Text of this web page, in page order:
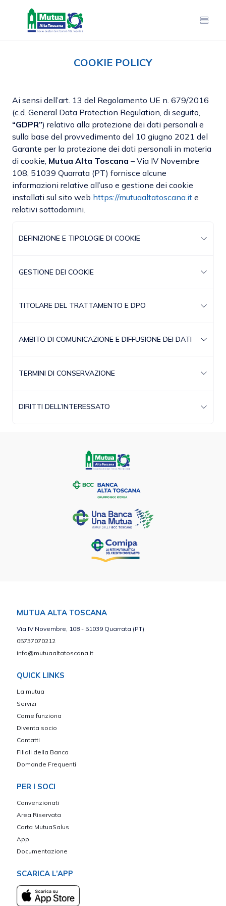
COOKIE POLICY
Ai sensi dell’art. 13 del Regolamento UE n. 679/2016
(c.d. General Data Protection Regulation, di seguito,
“GDPR”) relativo alla protezione dei dati personali e
sulla base del provvedimento del 10 giugno 2021 del
Garante per la protezione dei dati personali in materia
di cookie, Mutua Alta Toscana – Via IV Novembre
108, 51039 Quarrata (PT) fornisce alcune
informazioni relative all’uso e gestione dei cookie
installati sul sito web https://mutuaaltatoscana.it e
relativi sottodomini.
DEFINIZIONE E TIPOLOGIE DI COOKIE
GESTIONE DEI COOKIE
TITOLARE DEL TRATTAMENTO E DPO
AMBITO DI COMUNICAZIONE E DIFFUSIONE DEI DATI
TERMINI DI CONSERVAZIONE
DIRITTI DELL’INTERESSATO
MUTUA ALTA TOSCANA
Via IV Novembre, 108 - 51039 Quarrata (PT)
05737070212
info@mutuaaltatoscana.it
QUICK LINKS
La mutua
Servizi
Come funziona
Diventa socio
Contatti
Filiali della Banca
Domande Frequenti
PER I SOCI
Convenzionati
Area Riservata
Carta MutuaSalus
App
Documentazione
SCARICA L’APP